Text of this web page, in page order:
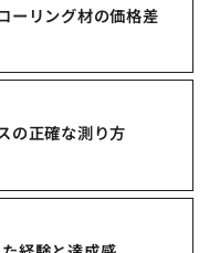
ーリング材の価格差
の正確な測り方